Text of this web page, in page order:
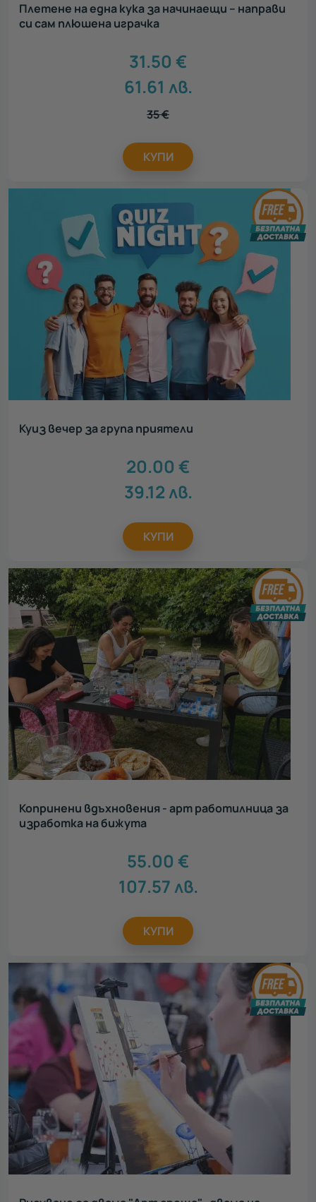
Плетене на една кука за начинаещи – направи
си сам плюшена играчка
31.50 €
61.61 лв.
35€
КУПИ
Куиз вечер за група приятели
20.00 €
39.12лв.
КУПИ
Копринени вдъхновения - арт работилница за
изработка на бижута
55.00 €
107.57лв.
КУПИ